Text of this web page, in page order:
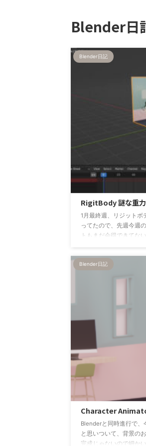
Blender日
Blender日記
RigitBody 謎な重
1月最終週、リジット
ってたので、先週今週
トもまだ会得できてな
んな感じのテロップや
温泉旅館のごとくファ
Blender日記
Character
Blenderと同時進行で
と思いついて、背景の
完成じゃないので細か